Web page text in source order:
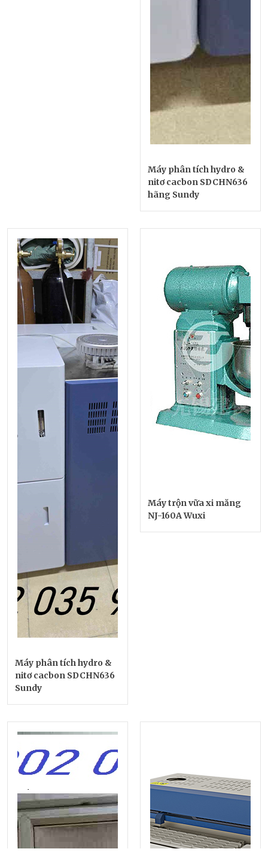
Máy phân tích hydro &
nitơ cacbon SDCHN636
hãng Sundy
Máy phân tích hydro &
nitơ cacbon SDCHN636
Sundy
Máy trộn vữa xi măng
NJ-160A Wuxi